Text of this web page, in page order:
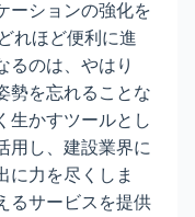
ーションの強化を
れほど便利に進
るのは、やはり
勢を忘れることな
生かすツールとし
用し、建設業界に
に力を尽くしま
るサービスを提供